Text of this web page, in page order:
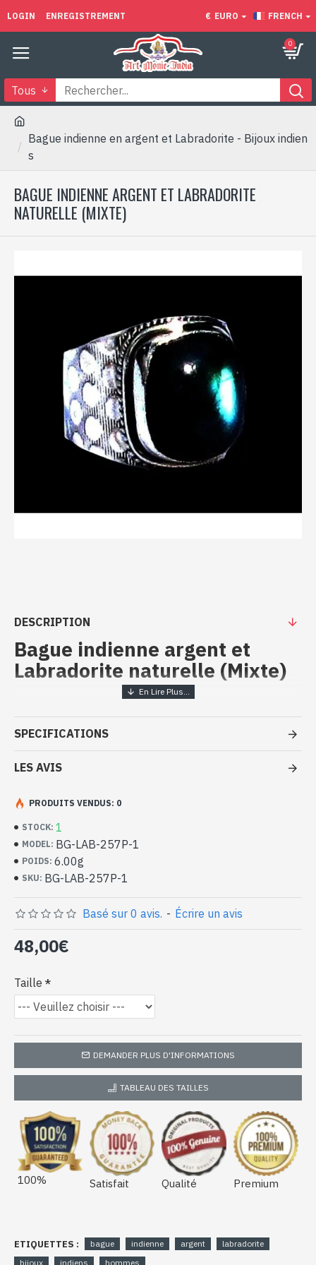
LOGIN ENREGISTREMENT € EURO FRENCH
0
Tous
Bague indienne en argent et Labradorite - Bijoux indien
s
BAGUE INDIENNE ARGENT ET LABRADORITE
NATURELLE (MIXTE)
DESCRIPTION
Bague indienne argent et
Labradorite naturelle (Mixte)
Bijoux indiens artisanaux - Bague
argent massif et Labradorite
- Bague en argent véritable 925/1000
- Faite à la main à Jaipur ( INDE )
- Taille de la pierre : 13mm x 13mm approx
-Livrée avec un petit sac artisanal
Bague indienne argent et Labradorite
naturelle de forme carré (BG-LAB-
257P-1)
SPECIFICATIONS
LES AVIS
STOCK: 1
MODEL: BG-LAB-257P-1
POIDS: 6.00g
SKU: BG-LAB-257P-1
PRODUITS VENDUS: 0
Basé sur 0 avis. - Écrire un avis
48,00€
Taille
DEMANDER PLUS D'INFORMATIONS
TABLEAU DES TAILLES
100% Satisfait Qualité Premium
ETIQUETTES : bague indienne argent
labradorite
bijoux
indiens hommes